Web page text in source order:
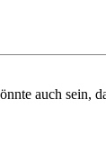
auch sein,